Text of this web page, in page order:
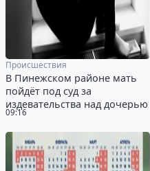
09:16
Происшествия
В Пинежском районе мать
пойдёт под суд за
издевательства над дочерью